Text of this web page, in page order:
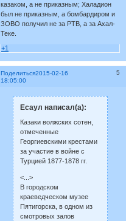
казаком, а не приказным; Халадион
был не приказным, а бомбардиром и
ЗОВО получил не за РТВ, а за Ахал-
Теке.
+1
Поделиться 5
2015-02-16
18:05:00
Есаул написал(а):
Казаки волжских сотен,
отмеченные
Георгиевскими крестами
за участие в войне с
Турцией 1877-1878 гг.
<...>
В городском
краеведческом музее
Пятигорска, в одном из
смотровых залов